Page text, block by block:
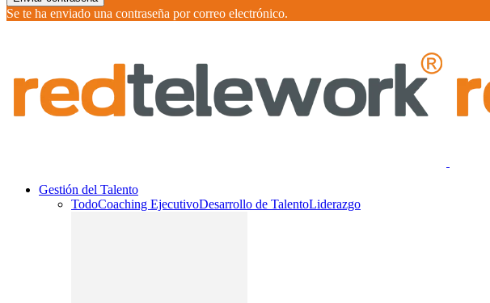
Se te ha enviado una contraseña por correo electrónico.
Gestión del Talento
TodoCoaching EjecutivoDesarrollo de TalentoLiderazgo